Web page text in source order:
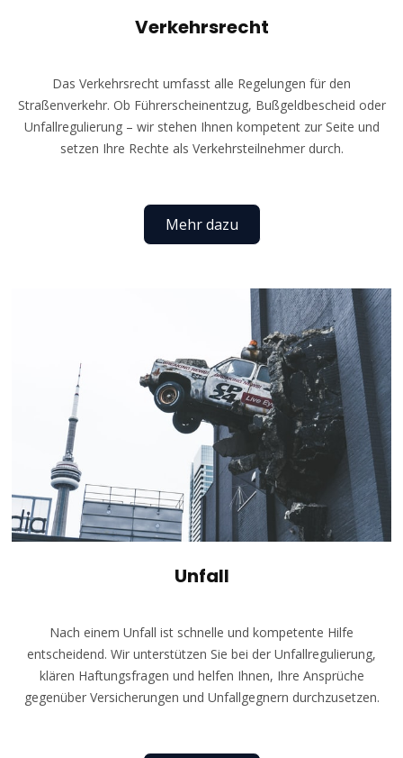
Verkehrsrecht
Das Verkehrsrecht umfasst alle Regelungen für den
Straßenverkehr. Ob Führerscheinentzug, Bußgeldbescheid oder
Unfallregulierung – wir stehen Ihnen kompetent zur Seite und
setzen Ihre Rechte als Verkehrsteilnehmer durch.
Mehr dazu
Unfall
Nach einem Unfall ist schnelle und kompetente Hilfe
entscheidend. Wir unterstützen Sie bei der Unfallregulierung,
klären Haftungsfragen und helfen Ihnen, Ihre Ansprüche
gegenüber Versicherungen und Unfallgegnern durchzusetzen.